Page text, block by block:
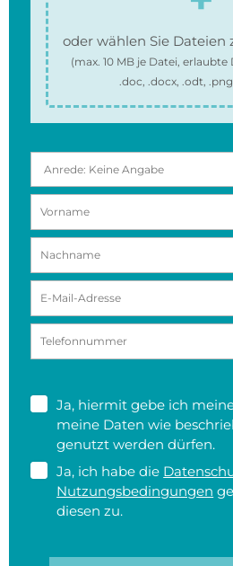
oder wählen Sie Dateien
(max. 10 MBje Datei, erlaubte
.doc, .docx, .odt,
Ja, hiermit gebe ich
meine Daten wie
genutzt werden dürfen.
Ja, ich habe die
Nutzungsbedingungen
diesen zu.